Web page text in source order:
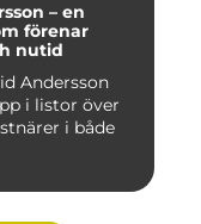
– en
förenar
nutid
Andersson
i listor över
i både